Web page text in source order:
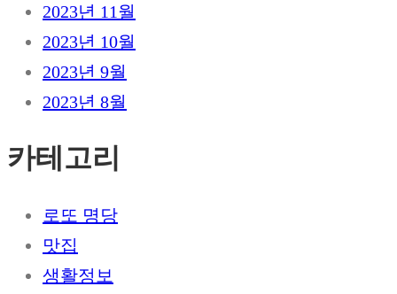
2023년 11월
2023년 10월
2023년 9월
2023년 8월
카테고리
로또 명당
맛집
생활정보